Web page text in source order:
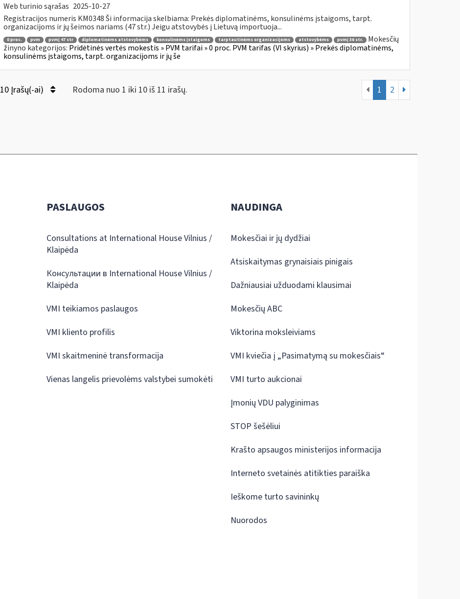
Web turinio sąrašas 2025-10-27
Registracijos numeris KM0348 Ši informacija skelbiama: Prekės diplomatinėms, konsulinėms įstaigoms, tarpt.
organizacijoms ir jų šeimos nariams (47 str.) Jeigu atstovybės į Lietuvą importuoja...
0 proc. pvm pvmį 47 str diplomatinėms atstovybėms konsulinėms įstaigoms tarptautinėms organizacijoms atstovybėms pvmį 36 str.
Mokesčių
žinyno kategorijos: Pridėtinės vertės mokestis » PVM tarifai » 0 proc. PVM tarifas (VI skyrius) » Prekės diplomatinėms,
konsulinėms įstaigoms, tarpt. organizacijoms ir jų še
10 Įrašų(-ai) Rodoma nuo 1 iki 10 iš 11 irašų. 1 2
PASLAUGOS
Consultations at International House Vilnius /
Klaipėda
Консультации в International House Vilnius /
Klaipėda
VMI teikiamos paslaugos
VMI kliento profilis
VMI skaitmeninė transformacija
Vienas langelis prievolėms valstybei sumokėti
NAUDINGA
Mokesčiai ir jų dydžiai
Atsiskaitymas grynaisiais pinigais
Dažniausiai užduodami klausimai
Mokesčių ABC
Viktorina moksleiviams
VMI kviečia į „Pasimatymą su mokesčiais“
VMI turto aukcionai
Įmonių VDU palyginimas
STOP šešėliui
Krašto apsaugos ministerijos informacija
Interneto svetainės atitikties paraiška
Ieškome turto savininkų
Nuorodos